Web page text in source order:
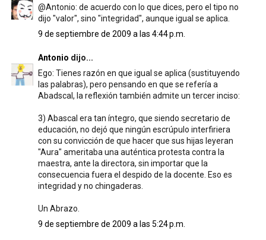
@Antonio: de acuerdo con lo que dices, pero el tipo no
dijo "valor", sino "integridad", aunque igual se aplica.
9 de septiembre de 2009 a las 4:44 p.m.
Antonio dijo...
Ego: Tienes razón en que igual se aplica (sustituyendo
las palabras), pero pensando en que se refería a
Abadscal, la reflexión también admite un tercer inciso:
3) Abascal era tan íntegro, que siendo secretario de
educación, no dejó que ningún escrúpulo interfiriera
con su convicción de que hacer que sus hijas leyeran
"Aura" ameritaba una auténtica protesta contra la
maestra, ante la directora, sin importar que la
consecuencia fuera el despido de la docente. Eso es
integridad y no chingaderas.
Un Abrazo.
9 de septiembre de 2009 a las 5:24 p.m.